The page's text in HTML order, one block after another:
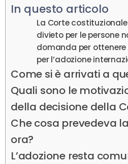
In questo articolo
La Corte
divieto per le persone
domanda per
per l’adozione
Come si è arrivati a
Quali sono le
della decisione della
Che cosa prevedeva
ora?
L’adozione resta